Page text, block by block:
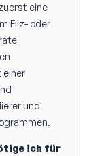
eine
Filz- oder
einer
und
ich für